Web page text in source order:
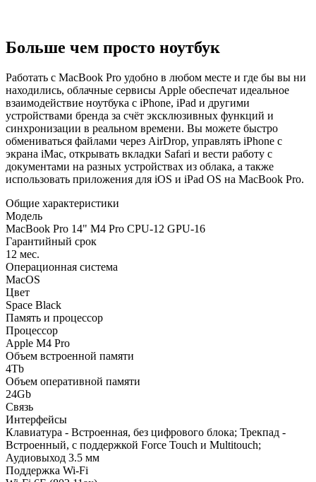
Больше чем просто ноутбук
Работать с MacBook Pro удобно в любом месте и где бы вы ни
находились, облачные сервисы Apple обеспечат идеальное
взаимодействие ноутбука с iPhone, iPad и другими
устройствами бренда за счёт эксклюзивных функций и
синхронизации в реальном времени. Вы можете быстро
обмениваться файлами через AirDrop, управлять iPhone с
экрана iMac, открывать вкладки Safari и вести работу с
документами на разных устройствах из облака, а также
использовать приложения для iOS и iPad OS на MacBook Pro.
Общие характеристики
Модель
MacBook Pro 14" M4 Pro CPU-12 GPU-16
Гарантийный срок
12 мес.
Операционная система
MacOS
Цвет
Space Black
Память и процессор
Процессор
Apple M4 Pro
Объем встроенной памяти
4Tb
Объем оперативной памяти
24Gb
Связь
Интерфейсы
Клавиатура - Встроенная, без цифрового блока; Трекпад -
Встроенный, с поддержкой Force Touch и Multitouch;
Аудиовыход 3.5 мм
Поддержка Wi-Fi